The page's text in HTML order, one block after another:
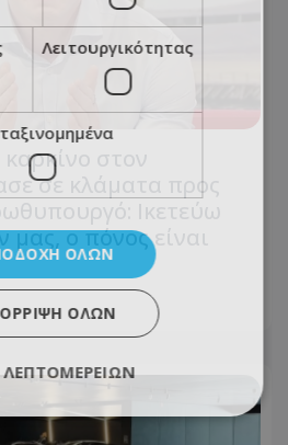
στον
σε κλάματα προς
μας, ο πόνος είναι
Λειτουργικότητας
ΌΛΩΝ
ΌΛΩΝ